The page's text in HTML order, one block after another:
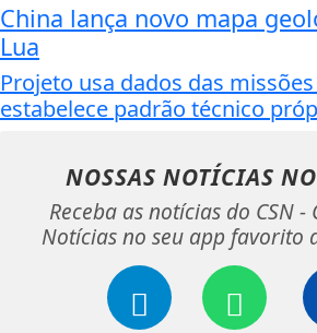
China lança novo mapa
Lua
Projeto usa dados das missões
estabelece padrão técnico
NOSSAS NOTÍCIAS
Receba as notícias do CSN -
Notícias no seu app favorito